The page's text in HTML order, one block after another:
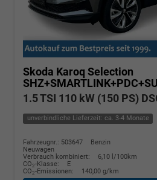
Skoda Karoq Selection
1.5 TSI 110 kW (150 PS)
unverbindliche Lieferzeit: ca. 3-4 Monate
Fahrzeugnr.: 503647
Benzin
Neuwagen
Verbrauch kombiniert:
6,10 l/100km
CO2-Klasse:
E
CO2-Emissionen: 140,00 g/km